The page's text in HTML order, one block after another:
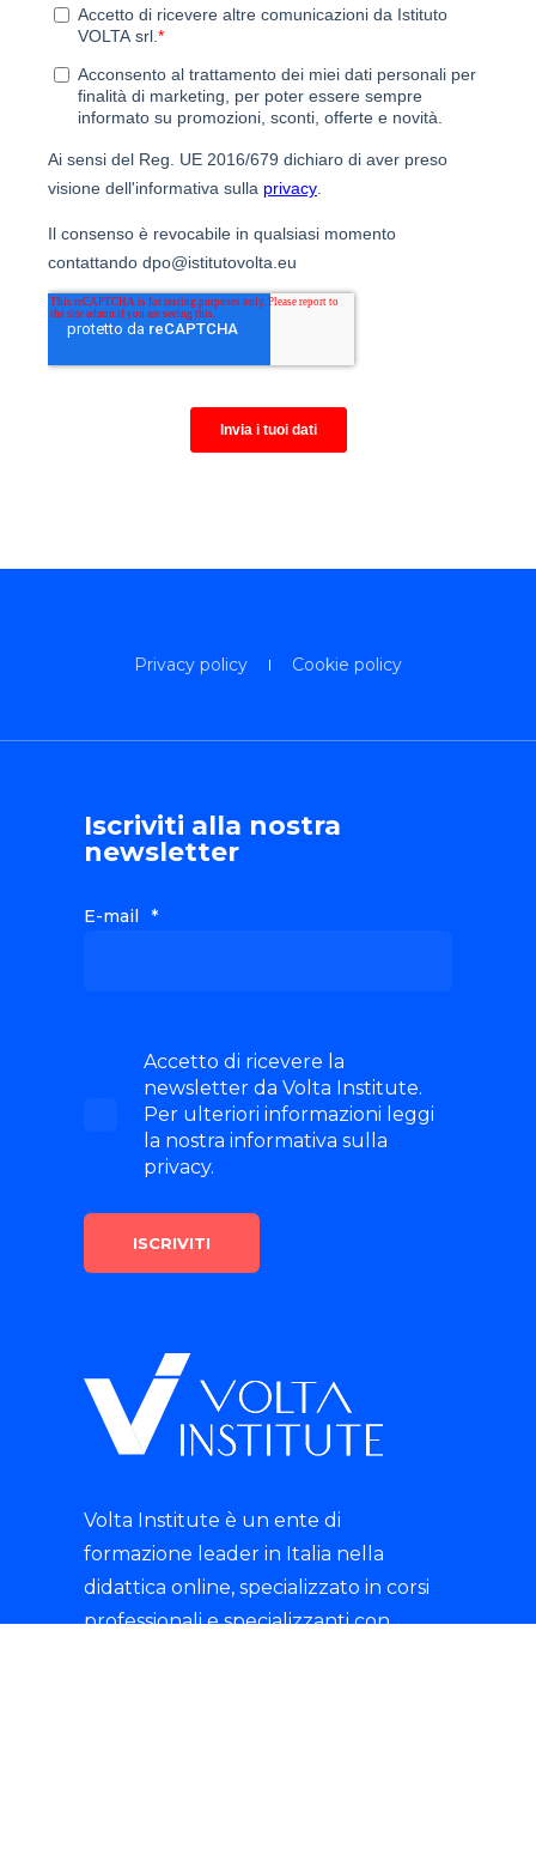
Privacy policy Cookie policy
Iscriviti alla nostra
newsletter
E-mail *
Accetto di ricevere la
newsletter da Volta Institute.
Per ulteriori informazioni leggi
la nostra informativa sulla
privacy.
Volta Institute è un ente di
formazione leader in Italia nella
didattica online, specializzato in corsi
professionali e specializzanti con